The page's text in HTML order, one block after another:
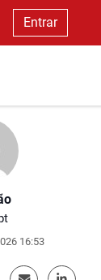
Entrar
16:53